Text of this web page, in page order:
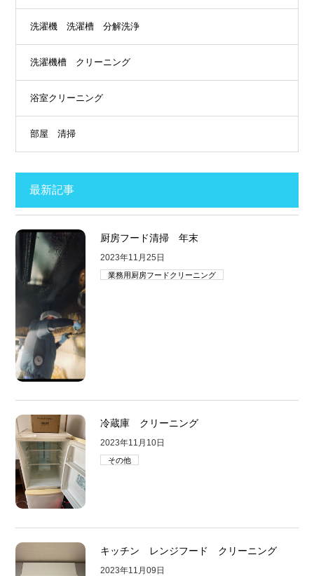
洗濯機 洗濯槽 分解洗浄
洗濯機槽 クリーニング
浴室クリーニング
部屋 清掃
最新記事
厨房フード清掃 年末
2023年11月25日
業務用厨房フードクリーニング
冷蔵庫 クリーニング
2023年11月10日
その他
キッチン レンジフード クリーニング
2023年11月09日